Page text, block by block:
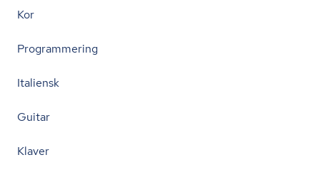
Kor
Programmering
Italiensk
Guitar
Klaver